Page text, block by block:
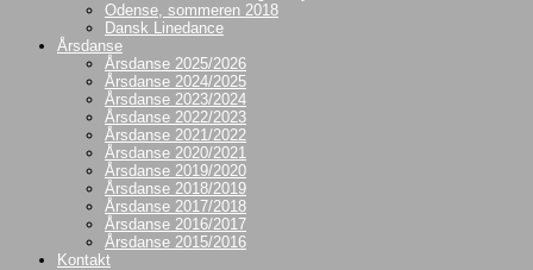
Odense, sommeren 2018
Dansk Linedance
Årsdanse
Årsdanse 2025/2026
Årsdanse 2024/2025
Årsdanse 2023/2024
Årsdanse 2022/2023
Årsdanse 2021/2022
Årsdanse 2020/2021
Årsdanse 2019/2020
Årsdanse 2018/2019
Årsdanse 2017/2018
Årsdanse 2016/2017
Årsdanse 2015/2016
Kontakt